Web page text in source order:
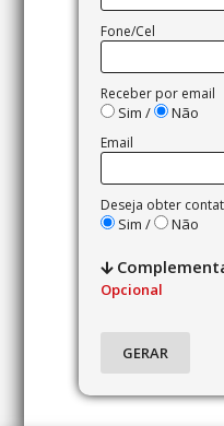
Fone/Cel
Receber por email
Sim / Não
Email
Deseja obter
Sim / Não
Opcional